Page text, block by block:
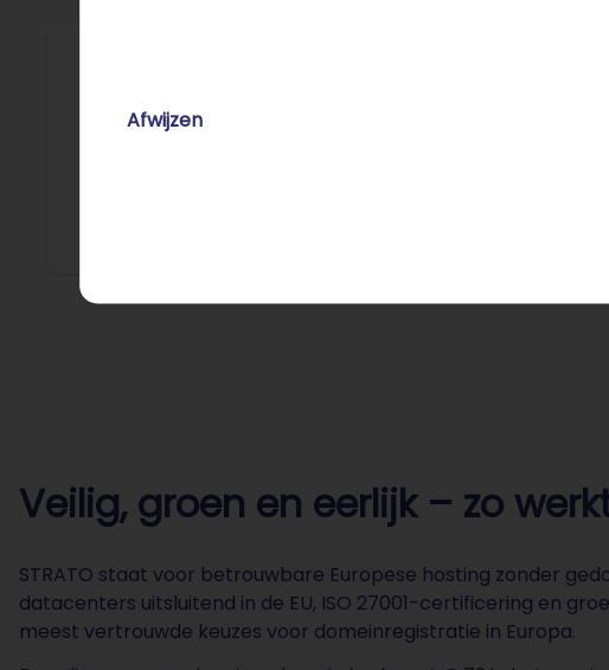
Afwijzen
De
150.000
Veilig, groen en eerlijk – zo werkt
STRATO staat voor betrouwbare Europese hosting zonder
datacenters uitsluitend in de EU, ISO 27001-certificering en
meest vertrouwde keuzes voor domeinregistratie in Europa.